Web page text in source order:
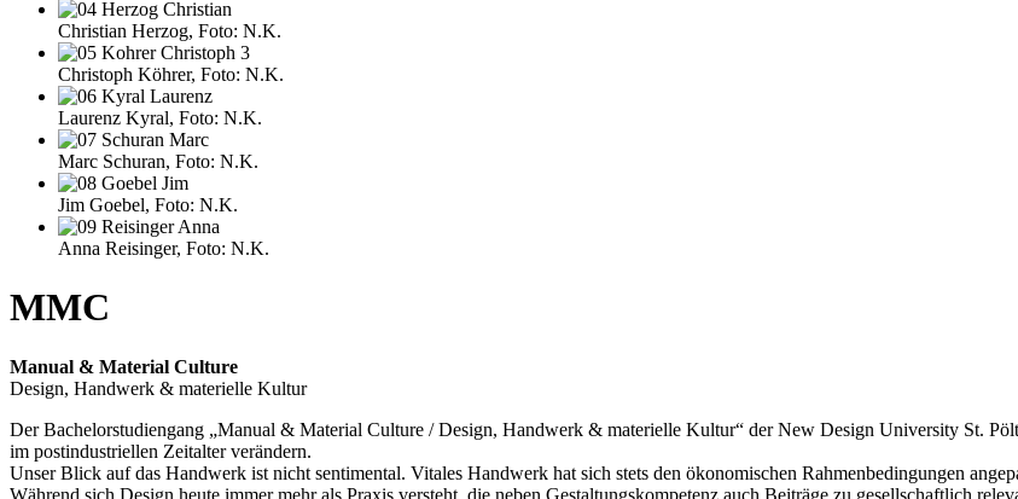
Christian Herzog, Foto: N.K.
Christoph Köhrer, Foto: N.K.
Laurenz Kyral, Foto: N.K.
Marc Schuran, Foto: N.K.
Jim Goebel, Foto: N.K.
Anna Reisinger, Foto: N.K.
MMC
Manual & Material Culture
Design, Handwerk & materielle Kultur
Der Bachelorstudiengang „Manual & Material Culture / Design, Handwerk & materielle Kultur“ der New Design University St.
im postindustriellen Zeitalter verändern.
Unser Blick auf das Handwerk ist nicht sentimental. Vitales Handwerk hat sich stets den ökonomischen Rahmenbedingungen
Während sich Design heute immer mehr als Praxis versteht, die neben Gestaltungskompetenz auch Beiträge zu gesellschaftlich